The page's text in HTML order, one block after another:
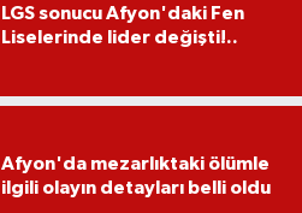
LGS sonucu Afyon'daki Fen
Liselerinde lider değişti!..
Afyon'da mezarlıktaki ölümle
ilgili olayın detayları belli oldu